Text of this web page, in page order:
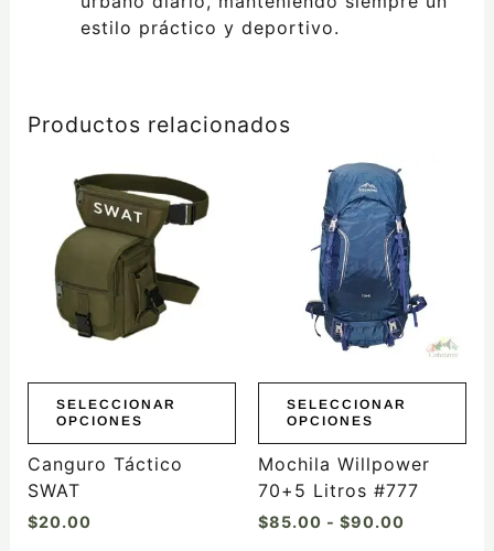
estilo práctico y deportivo.
Productos relacionados
SELECCIONAR
OPCIONES
producto
múltiples
variantes.
Las
opciones
elegir
la
página
producto
Canguro Táctico
SWAT
$20.00
SELECCIONAR
OPCIONES
producto
múltiples
variantes.
opciones
elegir
la
página
producto
Mochila Willpower
70+5 Litros #777
$85.00 - $90.00
precios:
desde
$85.00
hasta
$90.00